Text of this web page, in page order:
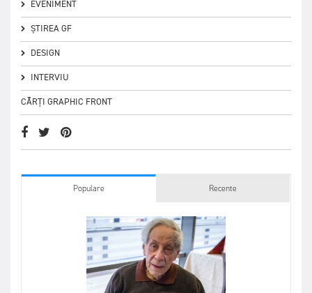
EVENIMENT
ȘTIREA GF
DESIGN
INTERVIU
CĂRȚI GRAPHIC FRONT
Populare Recente